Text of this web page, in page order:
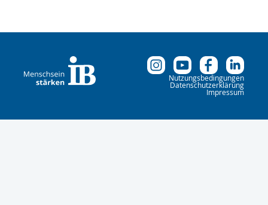
Nutzungsbedingungen
Datenschutzerklärung
Impressum